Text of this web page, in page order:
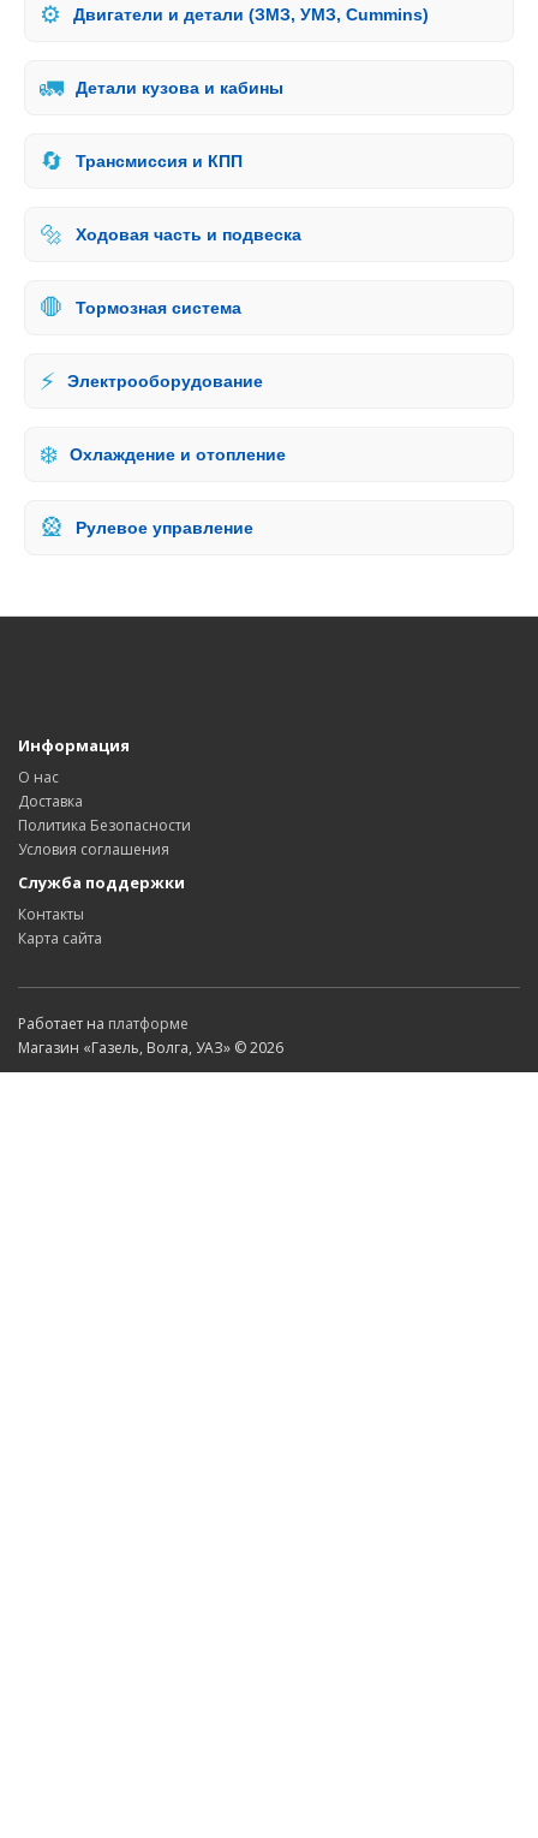
⚙️ Двигатели и детали (ЗМЗ, УМЗ, Cummins)
🚛 Детали кузова и кабины
🔄 Трансмиссия и КПП
🔩 Ходовая часть и подвеска
🛑 Тормозная система
⚡ Электрооборудование
❄️ Охлаждение и отопление
🎡 Рулевое управление
Информация
О нас
Доставка
Политика Безопасности
Условия соглашения
Служба поддержки
Контакты
Карта сайта
Работает на платформе
Магазин «Газель, Волга, УАЗ» © 2026